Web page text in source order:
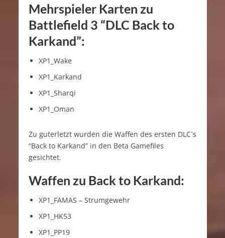
Mehrspieler Karten zu
Battlefield 3 “DLC Back to
Karkand”:
XP1_Wake
XP1_Karkand
XP1_Sharqi
XP1_Oman
Zu guterletzt wurden die Waffen des ersten DLC´s
“Back to Karkand” in den Beta Gamefiles
gesichtet.
Waffen zu Back to Karkand:
XP1_FAMAS – Strumgewehr
XP1_HK53
XP1_PP19